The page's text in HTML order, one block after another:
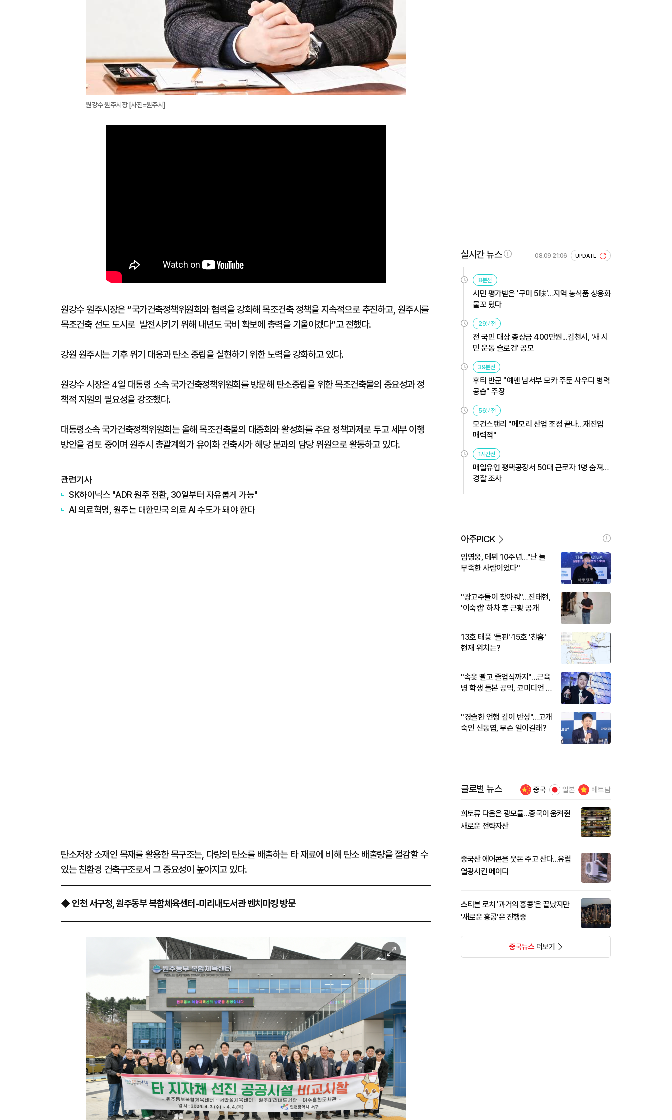
원강수 원주시장 [사진=원주시]
원강수 원주시장은 “국가건축정책위원회와 협력을 강화해 목조건축 정책을 지속적으로 추진하고, 원주시를
목조건축 선도 도시로 발전시키기 위해 내년도 국비 확보에 총력을 기울이겠다”고 전했다.
강원 원주시는 기후 위기 대응과 탄소 중립을 실현하기 위한 노력을 강화하고 있다.
원강수 시장은 4일 대통령 소속 국가건축정책위원회를 방문해 탄소중립을 위한 목조건축물의 중요성과 정
책적 지원의 필요성을 강조했다.
대통령소속 국가건축정책위원회는 올해 목조건축물의 대중화와 활성화를 주요 정책과제로 두고 세부 이행
방안을 검토 중이며 원주시 총괄계획가 유이화 건축사가 해당 분과의 담당 위원으로 활동하고 있다.
관련기사
SK하이닉스 "ADR 원주 전환, 30일부터 자유롭게 가능"
AI 의료혁명, 원주는 대한민국 의료 AI 수도가 돼야 한다
탄소저장 소재인 목재를 활용한 목구조는, 다량의 탄소를 배출하는 타 재료에 비해 탄소 배출량을 절감할 수
있는 친환경 건축구조로서 그 중요성이 높아지고 있다.
◆ 인천 서구청, 원주동부 복합체육센터-미리내도서관 벤치마킹 방문
이
미
지
대
실시간 뉴스 08.09 21:06 UPDATE
8분전
시민 평가받은 '구미 5味'…지역 농식품 상용화
물꼬 텄다
29분전
전 국민 대상 총상금 400만원...김천시, '새 시
민 운동 슬로건' 공모
39분전
후티 반군 "예멘 남서부 모카 주둔 사우디 병력
공습" 주장
56분전
모건스탠리 "메모리 산업 조정 끝나…재진입
매력적"
1시간전
매일유업 평택공장서 50대 근로자 1명 숨져…
경찰 조사
아주PICK
임영웅, 데뷔 10주년…"난 늘
부족한 사람이었다"
"광고주들이 찾아줘"…진태현,
'이숙캠' 하차 후 근황 공개
13호 태풍 '돌핀'·15호 '찬홈'
현재 위치는?
"속옷 빨고 졸업식까지"…근육
병 학생 돌본 공익, 코미디언 김
"경솔한 언행 깊이 반성"…고개
숙인 신동엽, 무슨 일이길래?
글로벌 뉴스 중국 일본 베트남
희토류 다음은 광모듈…중국이 움켜쥔
새로운 전략자산
중국산 에어콘을 웃돈 주고 산다...유럽
열광시킨 메이디
스티븐 로치 '과거의 홍콩'은 끝났지만
'새로운 홍콩'은 진행중
중국뉴스더보기